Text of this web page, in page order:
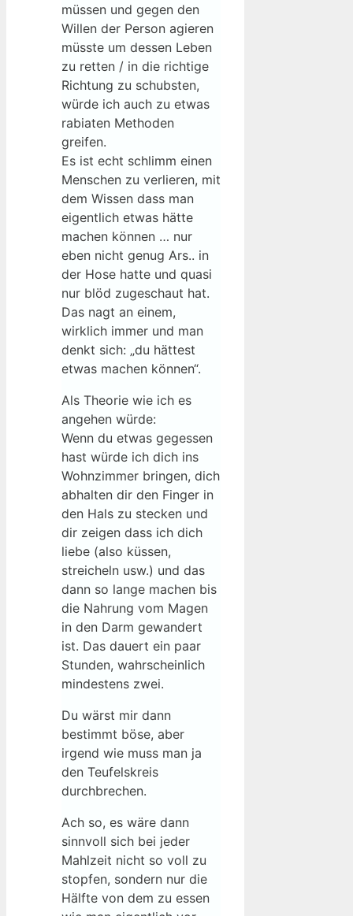
müssen und gegen den
Willen der Person agieren
müsste um dessen Leben
zu retten / in die richtige
Richtung zu schubsten,
würde ich auch zu etwas
rabiaten Methoden
greifen.
Es ist echt schlimm einen
Menschen zu verlieren, mit
dem Wissen dass man
eigentlich etwas hätte
machen können … nur
eben nicht genug Ars.. in
der Hose hatte und quasi
nur blöd zugeschaut hat.
Das nagt an einem,
wirklich immer und man
denkt sich: „du hättest
etwas machen können“.
Als Theorie wie ich es
angehen würde:
Wenn du etwas gegessen
hast würde ich dich ins
Wohnzimmer bringen, dich
abhalten dir den Finger in
den Hals zu stecken und
dir zeigen dass ich dich
liebe (also küssen,
streicheln usw.) und das
dann so lange machen bis
die Nahrung vom Magen
in den Darm gewandert
ist. Das dauert ein paar
Stunden, wahrscheinlich
mindestens zwei.
Du wärst mir dann
bestimmt böse, aber
irgend wie muss man ja
den Teufelskreis
durchbrechen.
Ach so, es wäre dann
sinnvoll sich bei jeder
Mahlzeit nicht so voll zu
stopfen, sondern nur die
Hälfte von dem zu essen